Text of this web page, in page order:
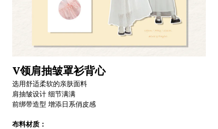
V领肩抽皱罩衫背心
选用舒适柔软的亲肤面料
肩抽皱设计 细节满满
前绑带造型 增添日系俏皮感
布料材质：